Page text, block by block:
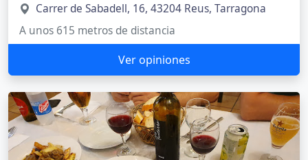
Carrer de Sabadell, 16, 43204 Reus, Tarragona
A unos 615 metros de distancia
Ver opiniones